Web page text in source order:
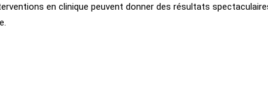
en clinique peuvent donner des résultats